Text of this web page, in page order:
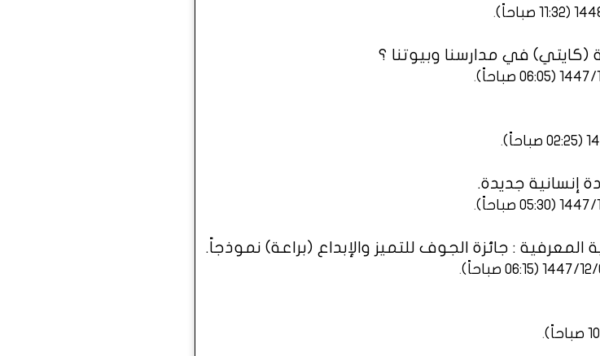
صباحاً) .
في مدارسنا وبيوتنا ؟
صباحاً) .
.
إنسانية جديدة.
صباحاً) .
المعرفية : جائزة الجوف للتميز والإبداع (براعة) نموذجاً.
12/03 (06:15 صباحاً) .
.